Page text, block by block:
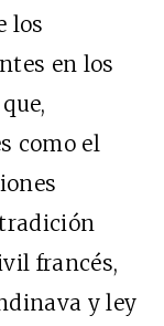
los
en los
como el
francés,
y ley